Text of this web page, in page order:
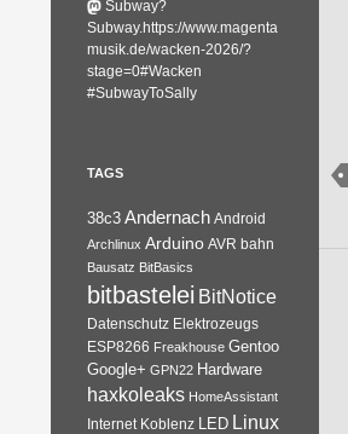
Subway?
Subway.https://www.magenta
musik.de/wacken-2026/?
stage=0#Wacken
#SubwayToSally
TAGS
38c3 Andernach Android
Archlinux Arduino AVR bahn
Bausatz BitBasics
bitbastelei BitNotice
Datenschutz Elektrozeugs
ESP8266 Freakhouse Gentoo
Google+ GPN22 Hardware
haxkoleaks HomeAssistant
Internet Koblenz LED Linux